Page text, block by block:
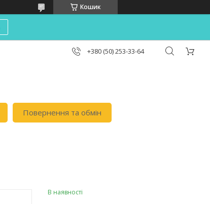
Кошик
+380 (50) 253-33-64
Повернення та обмін
В наявності